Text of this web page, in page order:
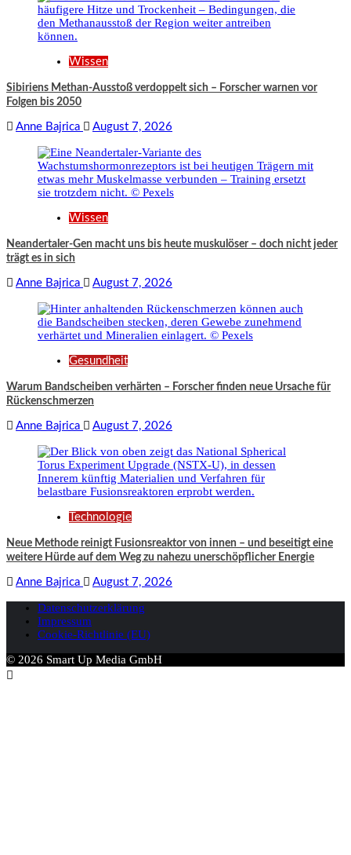
Wissen
Sibiriens Methan-Ausstoß verdoppelt sich – Forscher warnen vor
Folgen bis 2050
Anne Bajrica August 7, 2026
Wissen
Neandertaler-Gen macht uns bis heute muskulöser – doch nicht jeder
trägt es in sich
Anne Bajrica August 7, 2026
Gesundheit
Warum Bandscheiben verhärten – Forscher finden neue Ursache für
Rückenschmerzen
Anne Bajrica August 7, 2026
Technologie
Neue Methode reinigt Fusionsreaktor von innen – und beseitigt eine
weitere Hürde auf dem Weg zu nahezu unerschöpflicher Energie
Anne Bajrica August 7, 2026
Datenschutzerklärung
Impressum
Cookie-Richtlinie (EU)
© 2026 Smart Up Media GmbH